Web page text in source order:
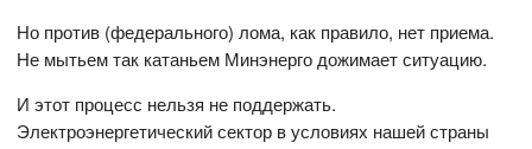
Но против (федерального) лома, как правило, нет приема.
Не мытьем так катаньем Минэнерго дожимает ситуацию.
И этот процесс нельзя не поддержать.
Электроэнергетический сектор в условиях нашей страны